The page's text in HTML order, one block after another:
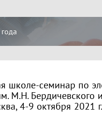
школе-семинар по
М.Н. Бердичевского
4-9 октября 2021